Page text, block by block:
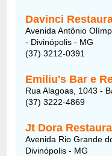
Davinci
Avenida Antônio
- Divinópolis - MG
(37) 3212-0391
Emiliu's Bar e
Rua Alagoas, 1043 -
(37) 3222-4869
Jt Dora
Avenida Rio Grande
Divinópolis - MG